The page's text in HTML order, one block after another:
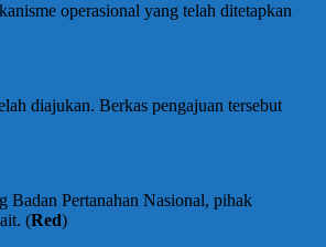
operasional yang telah ditetapkan
diajukan. Berkas pengajuan tersebut
Badan Pertanahan Nasional, pihak
(Red)